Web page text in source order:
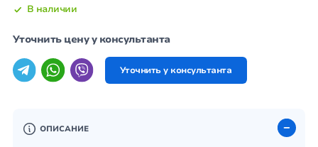
В наличии
Уточнить цену у консультанта
Уточнить у консультанта
ОПИСАНИЕ